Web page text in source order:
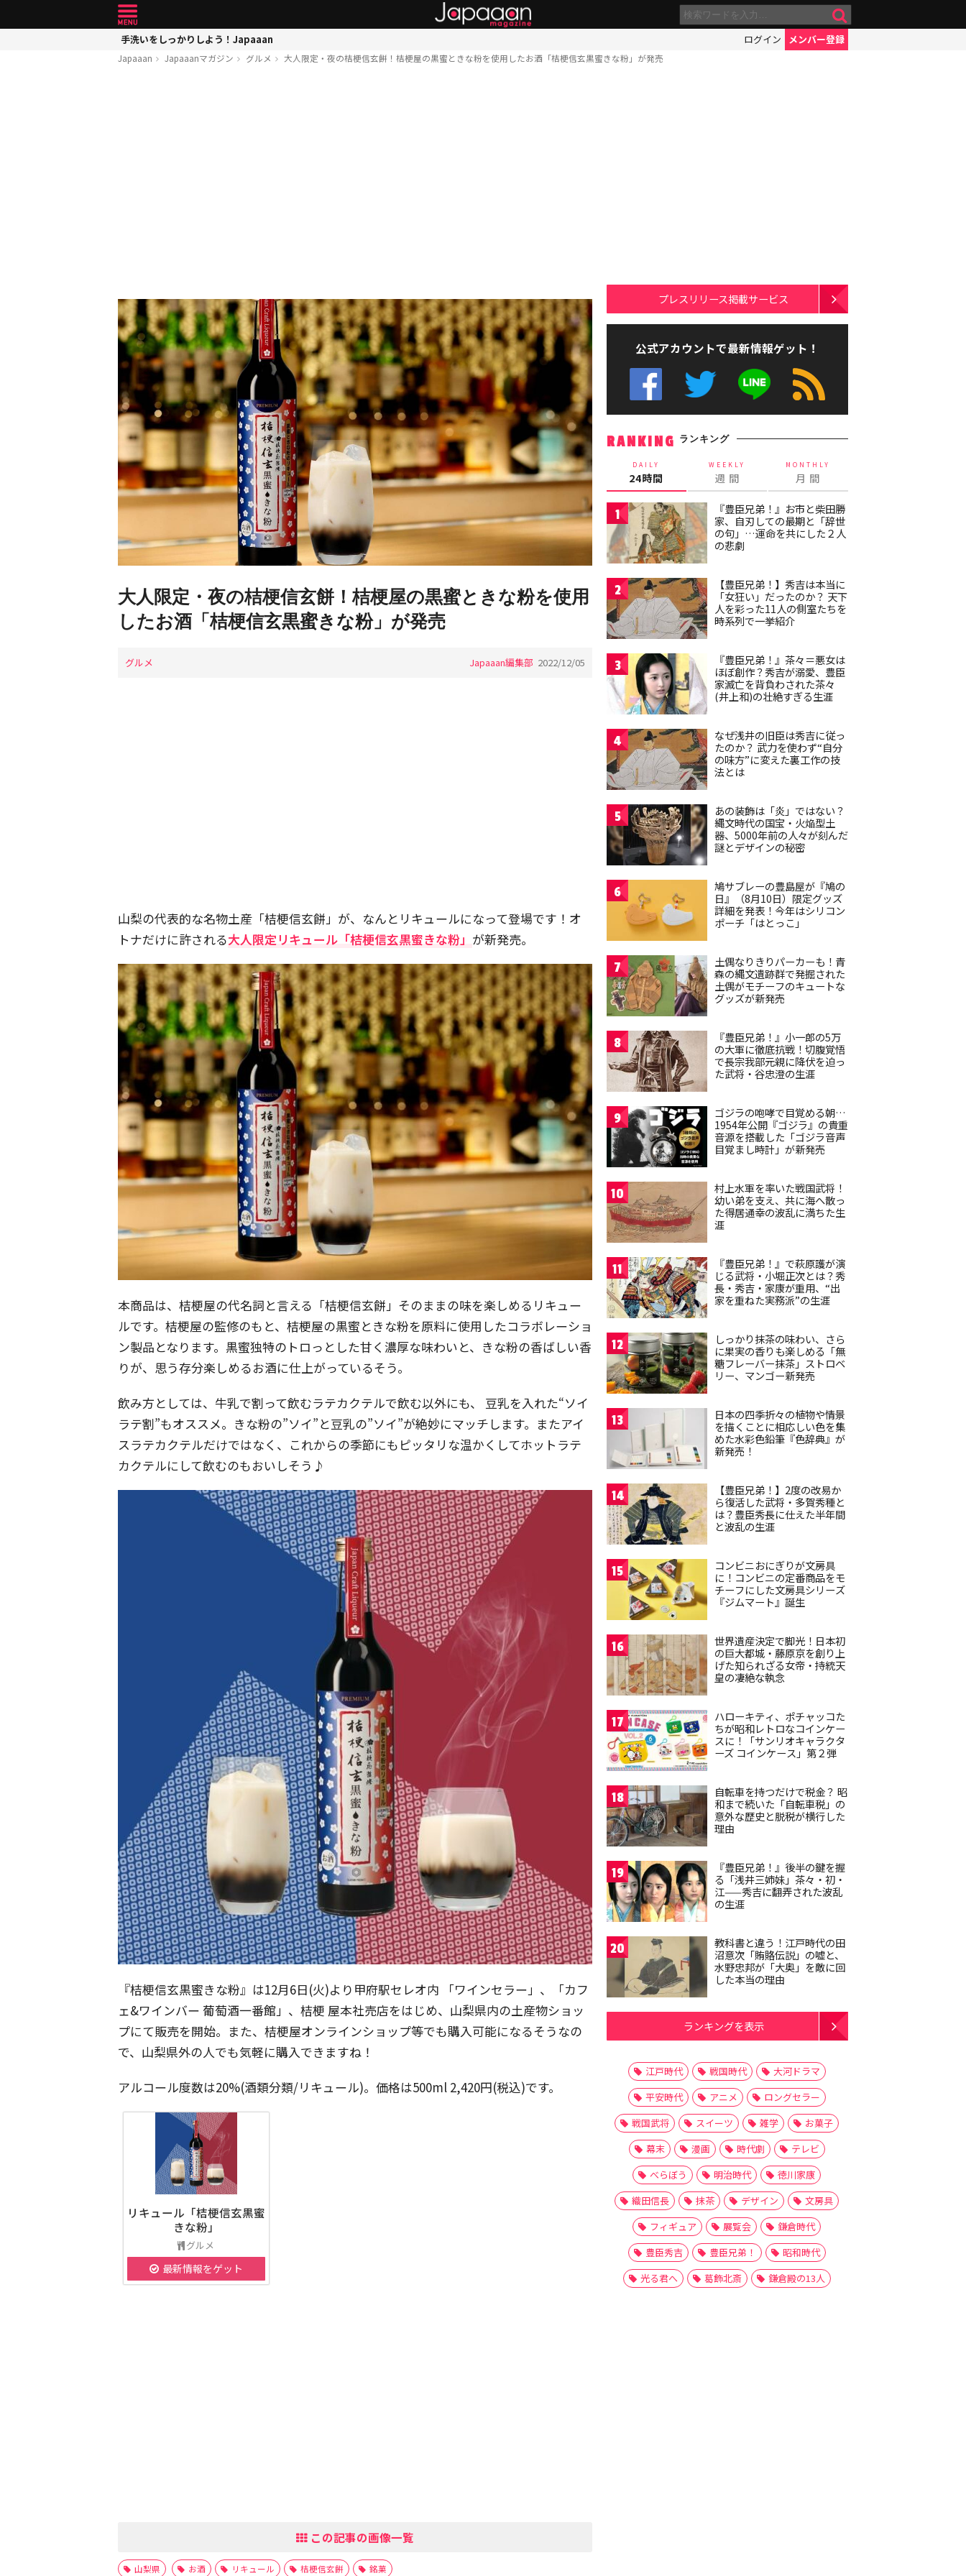
手洗いをしっかりしよう！Japaaan ログイン メンバー登録
Japaaan Japaaanマガジン グルメ 大人限定・夜の桔梗信玄餅！桔梗屋の黒蜜ときな粉を使用したお酒「桔梗信玄黒蜜きな粉」が発売
大人限定・夜の桔梗信玄餅！桔梗屋の黒蜜ときな粉を使用
したお酒「桔梗信玄黒蜜きな粉」が発売
グルメ Japaaan編集部 2022/12/05
山梨の代表的な名物土産「桔梗信玄餅」が、なんとリキュールになって登場です！オ
トナだけに許される大人限定リキュール「桔梗信玄黒蜜きな粉」 が新発売。
本商品は、桔梗屋の代名詞と言える「桔梗信玄餅」そのままの味を楽しめるリキュー
ルです。桔梗屋の監修のもと、桔梗屋の黒蜜ときな粉を原料に使用したコラボレーショ
ン製品となります。黒蜜独特のトロっとした甘く濃厚な味わいと、きな粉の香ばしい香
りが、思う存分楽しめるお酒に仕上がっているそう。
飲み方としては、牛乳で割って飲むラテカクテルで飲む以外にも、 豆乳を入れた“ソイ
ラテ割”もオススメ。きな粉の”ソイ”と豆乳の”ソイ”が絶妙にマッチします。またアイ
スラテカクテルだけではなく、これからの季節にもピッタリな温かくしてホットラテ
カクテルにして飲むのもおいしそう♪
『桔梗信玄黒蜜きな粉』は12月6日(火)より甲府駅セレオ内 「ワインセラー」、「カフ
ェ&ワインバー 葡萄酒一番館」、桔梗 屋本社売店をはじめ、山梨県内の土産物ショッ
プにて販売を開始。また、桔梗屋オンラインショップ等でも購入可能になるそうなの
で、山梨県外の人でも気軽に購入できますね！
アルコール度数は20%(酒類分類/リキュール)。価格は500ml 2,420円(税込)です。
リキュール「桔梗信玄黒蜜
きな粉」
グルメ
最新情報をゲット
この記事の画像一覧
山梨県 お酒 リキュール 桔梗信玄餅 銘菓
プレスリリース掲載サービス
公式アカウントで最新情報ゲット！
RANKING ランキング
DAILY
24時間
WEEKLY
週 間
MONTHLY
月 間
1
『豊臣兄弟！』お市と柴田勝
家、自刃しての最期と「辞世
の句」…運命を共にした２人
の悲劇
2
【豊臣兄弟！】秀吉は本当に
「女狂い」だったのか？ 天下
人を彩った11人の側室たちを
時系列で一挙紹介
3
『豊臣兄弟！』茶々＝悪女は
ほぼ創作？秀吉が溺愛、豊臣
家滅亡を背負わされた茶々
(井上和)の壮絶すぎる生涯
4
なぜ浅井の旧臣は秀吉に従っ
たのか？ 武力を使わず“自分
の味方”に変えた裏工作の技
法とは
5
あの装飾は「炎」ではない？
縄文時代の国宝・火焔型土
器、5000年前の人々が刻んだ
謎とデザインの秘密
6
鳩サブレーの豊島屋が『鳩の
日』（8月10日）限定グッズ
詳細を発表！今年はシリコン
ポーチ「はとっこ」
7
土偶なりきりパーカーも！青
森の縄文遺跡群で発掘された
土偶がモチーフのキュートな
グッズが新発売
8
『豊臣兄弟！』小一郎の5万
の大軍に徹底抗戦！切腹覚悟
で長宗我部元親に降伏を迫っ
た武将・谷忠澄の生涯
9
ゴジラの咆哮で目覚める朝…
1954年公開『ゴジラ』の貴重
音源を搭載した「ゴジラ音声
目覚まし時計」が新発売
10
村上水軍を率いた戦国武将！
幼い弟を支え、共に海へ散っ
た得居通幸の波乱に満ちた生
涯
11
『豊臣兄弟！』で萩原護が演
じる武将・小堀正次とは？秀
長・秀吉・家康が重用、“出
家を重ねた実務派”の生涯
12
しっかり抹茶の味わい、さら
に果実の香りも楽しめる「無
糖フレーバー抹茶」ストロベ
リー、マンゴー新発売
13
日本の四季折々の植物や情景
を描くことに相応しい色を集
めた水彩色鉛筆『色辞典』が
新発売！
14
【豊臣兄弟！】2度の改易か
ら復活した武将・多賀秀種と
は？豊臣秀長に仕えた半年間
と波乱の生涯
15
コンビニおにぎりが文房具
に！コンビニの定番商品をモ
チーフにした文房具シリーズ
『ジムマート』誕生
16
世界遺産決定で脚光！日本初
の巨大都城・藤原京を創り上
げた知られざる女帝・持統天
皇の凄絶な執念
17
ハローキティ、ポチャッコた
ちが昭和レトロなコインケー
スに！「サンリオキャラクタ
ーズ コインケース」第２弾
18
自転車を持つだけで税金？ 昭
和まで続いた「自転車税」の
意外な歴史と脱税が横行した
理由
19
『豊臣兄弟！』後半の鍵を握
る「浅井三姉妹」茶々・初・
江——秀吉に翻弄された波乱
の生涯
20
教科書と違う！江戸時代の田
沼意次「賄賂伝説」の嘘と、
水野忠邦が「大奥」を敵に回
した本当の理由
ランキングを表示
江戸時代 戦国時代
大河ドラマ
平安時代
アニメ
ロングセラー
戦国武将
スイーツ 雑学
お菓子
幕末
漫画 時代劇
テレビ
べらぼう
明治時代
徳川家康
織田信長
抹茶 デザイン
文房具
フィギュア
展覧会
鎌倉時代
豊臣秀吉
豊臣兄弟！
昭和時代
光る君へ
葛飾北斎 鎌倉殿の13人